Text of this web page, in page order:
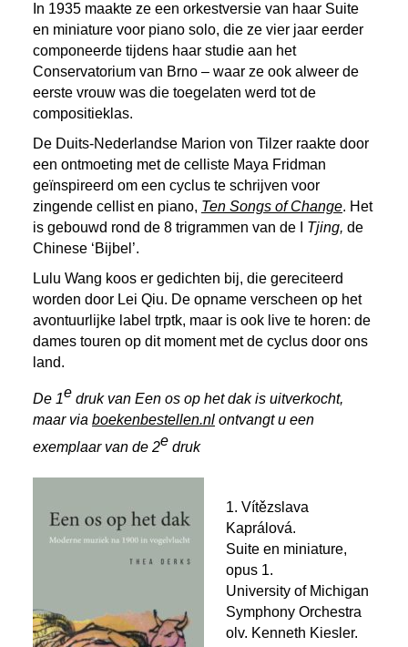
In 1935 maakte ze een orkestversie van haar Suite
en miniature voor piano solo, die ze vier jaar eerder
componeerde tijdens haar studie aan het
Conservatorium van Brno – waar ze ook alweer de
eerste vrouw was die toegelaten werd tot de
compositieklas.
De Duits-Nederlandse Marion von Tilzer raakte door
een ontmoeting met de celliste Maya Fridman
geïnspireerd om een cyclus te schrijven voor
zingende cellist en piano, Ten Songs of Change. Het
is gebouwd rond de 8 trigrammen van de I
Tjing, de
Chinese ‘Bijbel’.
Lulu Wang koos er gedichten bij, die gereciteerd
worden door Lei Qiu. De opname verscheen op het
avontuurlijke label trptk, maar is ook live te horen: de
dames touren op dit moment met de cyclus door ons
land.
De 1e druk van Een os op het dak is uitverkocht,
maar via boekenbestellen.nl ontvangt u een
exemplaar van de 2e druk
1. Vítězslava
Kaprálová.
Suite en miniature,
opus 1.
University of Michigan
Symphony Orchestra
olv. Kenneth Kiesler.